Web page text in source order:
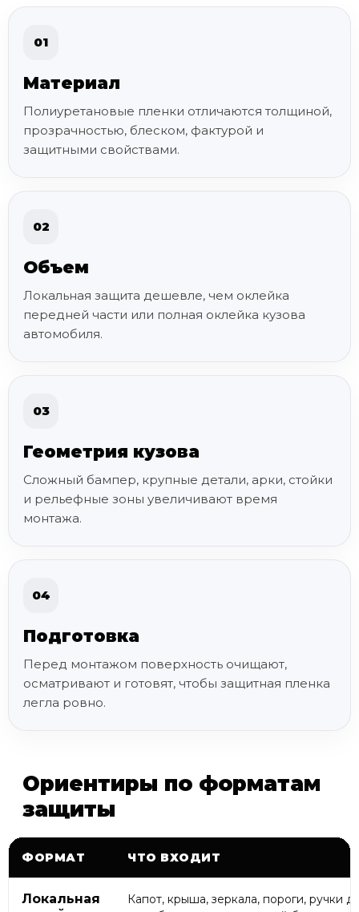
01
Материал
Полиуретановые пленки отличаются толщиной,
прозрачностью, блеском, фактурой и
защитными свойствами.
02
Объем
Локальная защита дешевле, чем оклейка
передней части или полная оклейка кузова
автомобиля.
03
Геометрия кузова
Сложный бампер, крупные детали, арки, стойки
и рельефные зоны увеличивают время
монтажа.
04
Подготовка
Перед монтажом поверхность очищают,
осматривают и готовят, чтобы защитная пленка
легла ровно.
Ориентиры по форматам
защиты
ФОРМАТ ЧТО ВХОДИТ
Локальная
Капот, крыша, зеркала, пороги, ручки